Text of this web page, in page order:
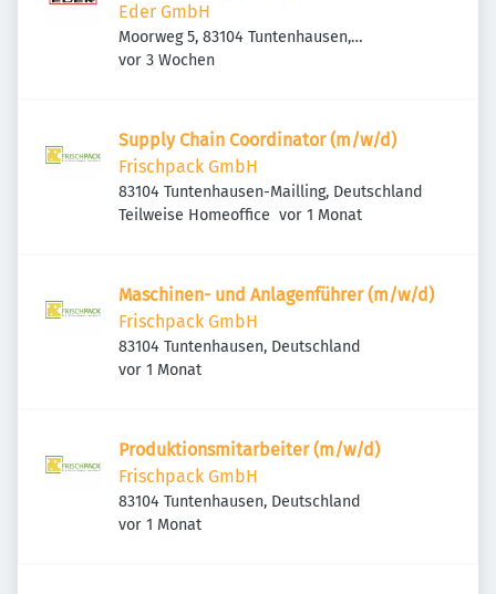
Eder GmbH
Moorweg 5, 83104 Tuntenhausen,
Deutschland
Veröffentlicht
vor 3 Wochen
Supply Chain Coordinator (m/w/d)
Frischpack GmbH
83104 Tuntenhausen-Mailling, Deutschland
Teilweise Homeoffice Veröffentlicht
vor 1 Monat
Maschinen- und Anlagenführer (m/w/d)
Frischpack GmbH
83104 Tuntenhausen, Deutschland
Veröffentlicht
vor 1 Monat
Produktionsmitarbeiter (m/w/d)
Frischpack GmbH
83104 Tuntenhausen, Deutschland
Veröffentlicht
vor 1 Monat